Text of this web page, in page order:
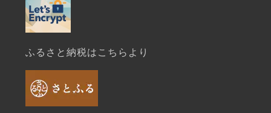
ふるさと納税はこちらより